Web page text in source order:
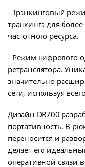
- Транкинговый
транкинга для
частотного ресурса.
- Режим цифрового
ретранслятора.
значительно
сети, используя
Дизайн DR700
портативность. В
переносится и
делает его
оперативной связи